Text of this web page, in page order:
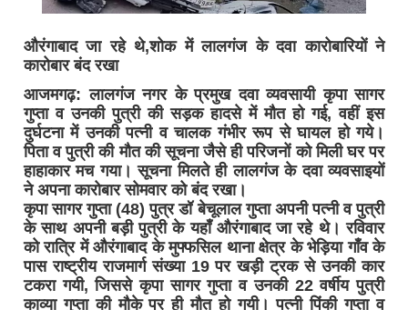
औरंगाबाद जा रहे थे,शोक में लालगंज के दवा कारोबारियों ने
कारोबार बंद रखा
आजमगढ़: लालगंज नगर के प्रमुख दवा व्यवसायी कृपा सागर
गुप्ता व उनकी पुत्री की सड़क हादसे में मौत हो गई, वहीं इस
दुर्घटना में उनकी पत्नी व चालक गंभीर रूप से घायल हो गये।
पिता व पुत्री की मौत की सूचना जैसे ही परिजनों को मिली घर पर
हाहाकार मच गया। सूचना मिलते ही लालगंज के दवा व्यवसाइयों
ने अपना कारोबार सोमवार को बंद रखा।
कृपा सागर गुप्ता (48) पुत्र डॉ बेचूलाल गुप्ता अपनी पत्नी व पुत्री
के साथ अपनी बड़ी पुत्री के यहाँ औरंगाबाद जा रहे थे। रविवार
को रात्रि में औरंगाबाद के मुफ्फसिल थाना क्षेत्र के भेड़िया गाँव के
पास राष्ट्रीय राजमार्ग संख्या 19 पर खड़ी ट्रक से उनकी कार
टकरा गयी, जिससे कृपा सागर गुप्ता व उनकी 22 वर्षीय पुत्री
काव्या गुप्ता की मौके पर ही मौत हो गयी। पत्नी पिंकी गुप्ता व